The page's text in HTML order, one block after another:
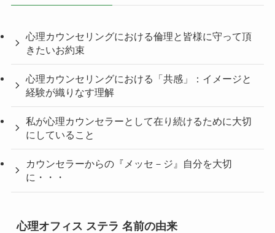
心理カウンセリングにおける倫理と皆様に守って頂
きたいお約束
心理カウンセリングにおける「共感」：イメージと
経験が織りなす理解
私が心理カウンセラーとして在り続けるために大切
にしていること
カウンセラーからの『メッセ－ジ』自分を大切
に・・・
心理オフィス ステラ 名前の由来